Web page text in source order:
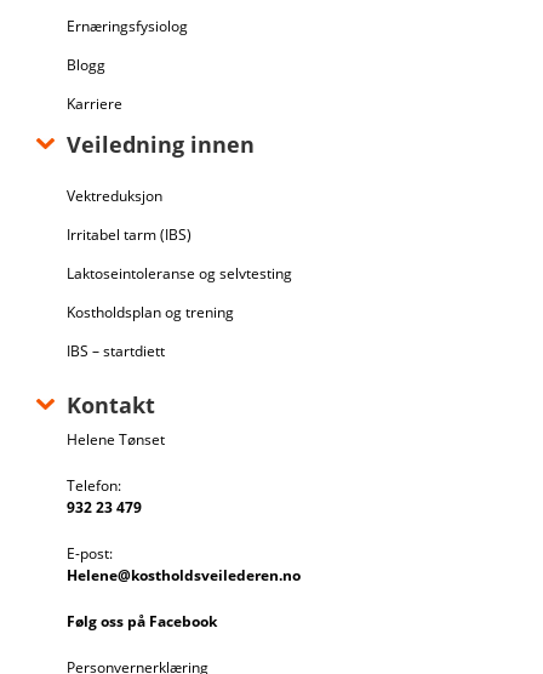
Ernæringsfysiolog
Blogg
Karriere
Veiledning innen
Vektreduksjon
Irritabel tarm (IBS)
Laktoseintoleranse og selvtesting
Kostholdsplan og trening
IBS – startdiett
Kontakt
Helene Tønset
Telefon:
932 23 479
E-post:
Helene@kostholdsveilederen.no
Følg oss på Facebook
Personvernerklæring